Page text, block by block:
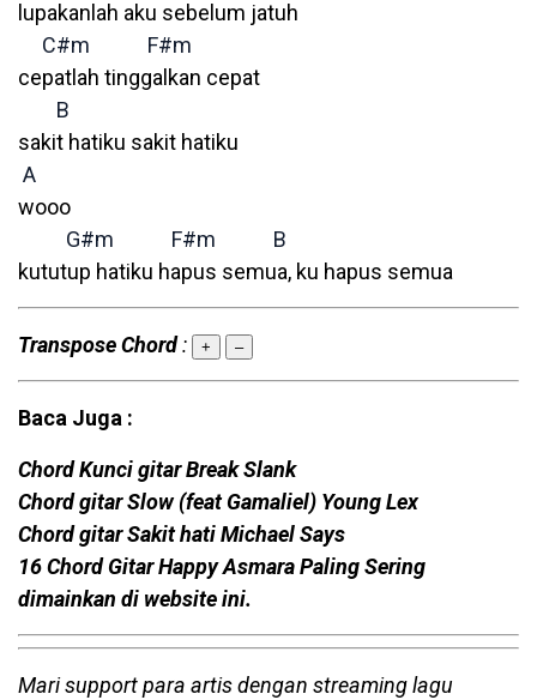
lupakanlah aku sebelum jatuh
C#m
F#m
cepatlah tinggalkan cepat
B
sakit hatiku sakit hatiku
A
wooo
G#m
F#m
B
kututup hatiku hapus semua, ku hapus semua
Transpose Chord: + –
Baca Juga :
Chord Kunci gitar Break Slank
Chord gitar Slow (feat Gamaliel) Young Lex
Chord gitar Sakit hati Michael Says
16 Chord Gitar Happy Asmara Paling Sering
dimainkan di website ini.
Mari support para artis dengan streaming lagu